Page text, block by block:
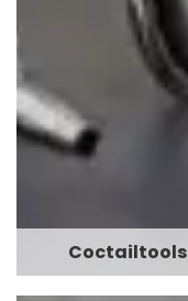
Coctailtools